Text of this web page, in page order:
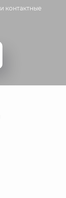
контактные